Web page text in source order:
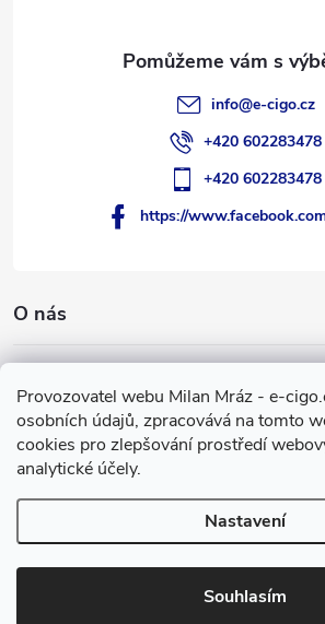
Provozovatel webu Milan Mráz - e-
osobních údajů, zpracovává na tomto
cookies pro zlepšování prostředí
analytické účely.
Nastavení
Souhlasím
O nás
Facebook
info@e-cigo.cz
+420 602283478
+420 602283478
https://
Vytvořil Shoptet
Copyright 2007-2026e-cigo.cz.